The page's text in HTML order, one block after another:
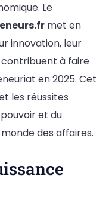
Le
met en
innovation, leur
à faire
en 2025. Cet
les réussites
et du
des affaires.